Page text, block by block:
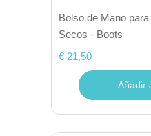
Bolso de Mano
Secos - Boots
€ 21,50
Añadir